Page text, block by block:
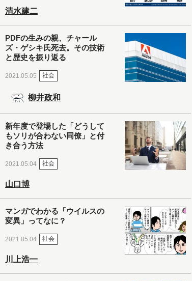
清水建二
PDFの生みの親、チャール
ズ・ゲシキ氏死去。その技術
と歴史を振り返る
2021.05.05 社会
柳井政和
新年度で登場した「どうして
もソリが合わない同僚」と付
き合う方法
2021.05.04 社会
山口博
マンガでわかる「ウイルスの
変異」ってなに？
2021.05.04 社会
川上浩一